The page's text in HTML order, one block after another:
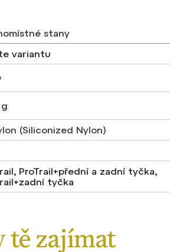
stany
variantu
(Siliconized Nylon)
ProTrail+přední a zadní tyčka,
tyčka